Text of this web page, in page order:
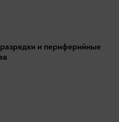
и периферийные